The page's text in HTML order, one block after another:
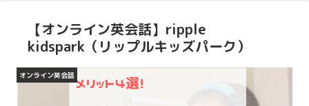
【オンライン英会話】ripple
kidspark（リップルキッズパーク）
オンライン英会話